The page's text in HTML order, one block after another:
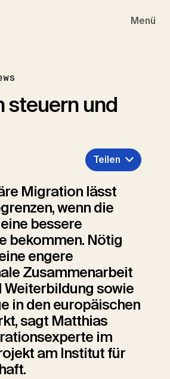
Menü
steuern und
Teilen
Migration lässt
wenn die
bes­sere
bekommen. Nötig
engere
Zusam­menarbeit
Weiterbildung sowie
in den europäischen
sagt Matthias
im
am Institut für